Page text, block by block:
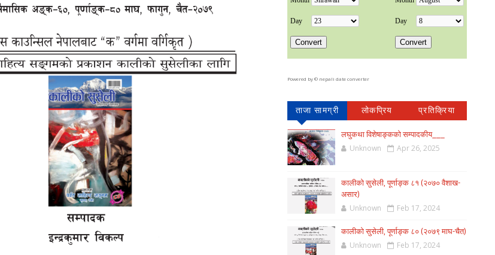
Powered by © nepali date converter
ताजा सामग्री लोकप्रिय प्रतिक्रिया
लघुकथा विशेषाङ्कको सम्पादकीय___
Unknown Apr 26, 2025
कालीको सुसेली, पूर्णाङ्क ८१ (२०७० वैशाख-
असार)
Unknown Feb 17, 2024
कालीको सुसेली, पूर्णाङ्क ८० (२०७९ माघ-चैत)
Unknown Feb 17, 2024